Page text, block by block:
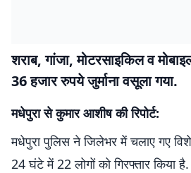
शराब, गांजा, मोटरसाइकिल व
36 हजार रुपये जुर्माना वसूला गया.
मधेपुरा से कुमार आशीष की रिपोर्ट:
मधेपुरा पुलिस ने जिलेभर में चलाए गए
24 घंटे में 22 लोगों को गिरफ्तार किया है.